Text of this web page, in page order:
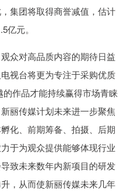
集团将取得商誉减值，估计
亿元。
众对高品质内容的期待日益
视台将更为专注于采购优质
作品才能持续赢得市场青睐
丽传媒计划未来进一步聚焦
化、前期筹备、拍摄、后期
于为观众提供能够体现行业
致未来数年内新项目的研发
，从而使新丽传媒未来几年